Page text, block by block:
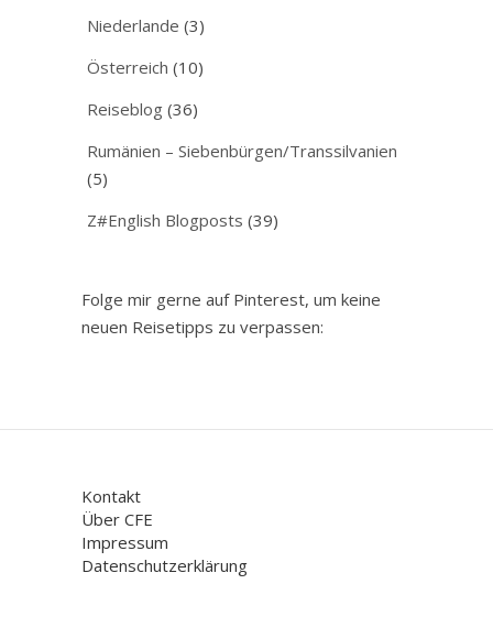
Niederlande (3)
Österreich (10)
Reiseblog (36)
Rumänien – Siebenbürgen/Transsilvanien
(5)
Z#English Blogposts (39)
Folge mir gerne auf Pinterest, um keine
neuen Reisetipps zu verpassen:
Kontakt
Über CFE
Impressum
Datenschutzerklärung